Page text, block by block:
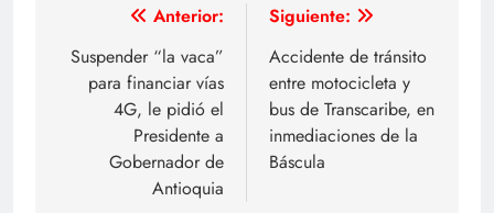
Navegación
de
entradas
Anterior:
Suspender “la vaca”
para financiar vías
4G, le pidió el
Presidente a
Gobernador de
Antioquia
Siguiente:
Accidente de tránsito
entre motocicleta y
bus de Transcaribe, en
inmediaciones de la
Báscula